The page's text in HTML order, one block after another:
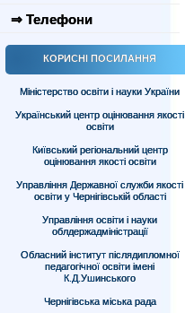
⇒ Телефони
КОРИСНІ ПОСИЛАННЯ
Міністерство освіти і науки України
Український центр оцінювання якості
освіти
Київський регіональний центр
оцінювання якості освіти
Управління Державної служби якості
освіти у Чернігівській області
Управління освіти і науки
облдержадміністрації
Обласний інститут післядипломної
педагогічної освіти імені
К.Д.Ушинського
Чернігівська міська рада